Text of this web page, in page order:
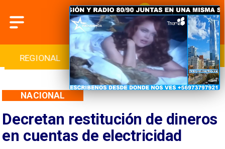
REGIONAL INTERNACIONAL DEPORTES
Decretan restitución de dineros
en cuentas de electricidad
NACIONAL